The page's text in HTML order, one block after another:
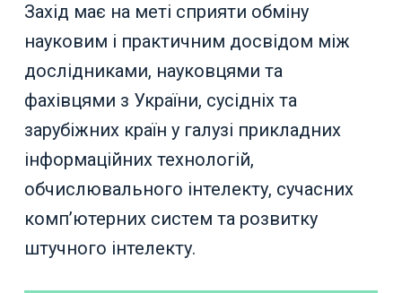
Захід має на меті сприяти обміну
науковим і практичним досвідом між
дослідниками, науковцями та
фахівцями з України, сусідніх та
зарубіжних країн у галузі прикладних
інформаційних технологій,
обчислювального інтелекту, сучасних
комп’ютерних систем та розвитку
штучного інтелекту.